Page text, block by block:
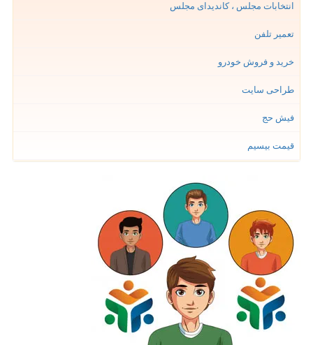
انتخابات مجلس ، کاندیدای مجلس
تعمیر تلفن
خرید و فروش خودرو
طراحی سایت
فیش حج
قیمت بیسیم